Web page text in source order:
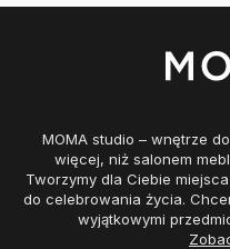
MOMA studio – wnętrze
więcej, niż salonem
Tworzymy dla Ciebie
do celebrowania życia.
wyjątkowymi